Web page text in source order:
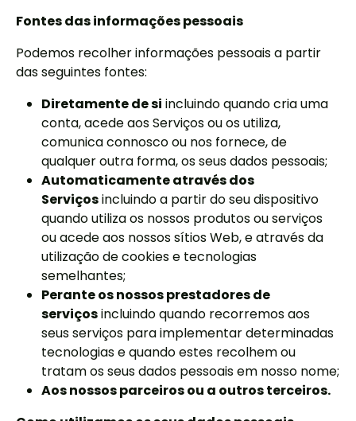
Fontes das informações pessoais
Podemos recolher informações pessoais a partir
das seguintes fontes:
Diretamente de si incluindo quando cria uma
conta, acede aos Serviços ou os utiliza,
comunica connosco ou nos fornece, de
qualquer outra forma, os seus dados pessoais;
Automaticamente através dos
Serviçosincluindo a partir do seu dispositivo
quando utiliza os nossos produtos ou serviços
ou acede aos nossos sítios Web, e através da
utilização de cookies e tecnologias
semelhantes;
Perante os nossos prestadores de
serviçosincluindo quando recorremos aos
seus serviços para implementar determinadas
tecnologias e quando estes recolhem ou
tratam os seus dados pessoais em nosso nome;
Aos nossos parceiros ou a outros terceiros.